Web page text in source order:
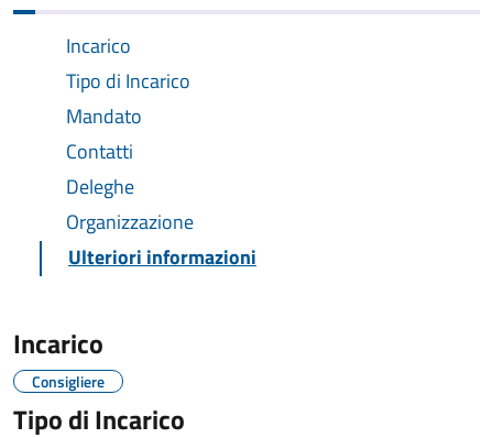
Incarico
Tipo di Incarico
Mandato
Contatti
Deleghe
Organizzazione
Ulteriori informazioni
Incarico
Consigliere
Tipo di Incarico